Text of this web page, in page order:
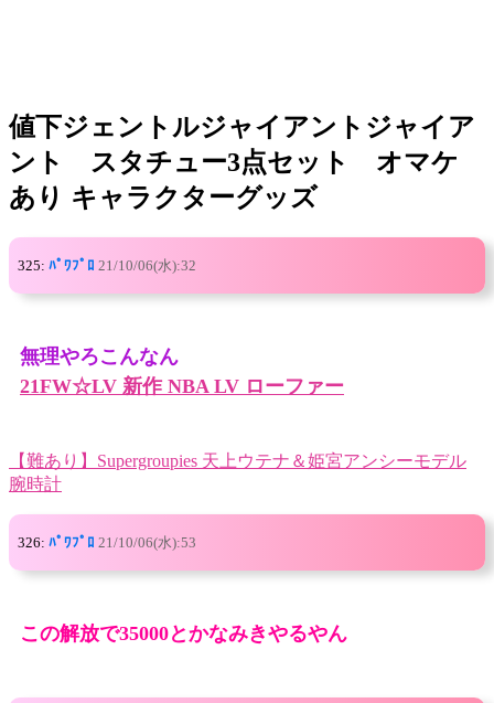
値下ジェントルジャイアントジャイア
ント スタチュー3点セット オマケ
あり キャラクターグッズ
325: ﾊﾟﾜﾌﾟﾛ 21/10/06(水):32
無理やろこんなん
21FW☆LV 新作 NBA LV ローファー
【難あり】Supergroupies 天上ウテナ＆姫宮アンシーモデル
腕時計
326: ﾊﾟﾜﾌﾟﾛ 21/10/06(水):53
この解放で35000とかなみきやるやん